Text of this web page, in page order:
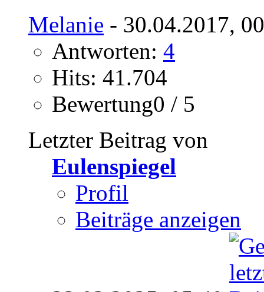
Melanie - 30.04.2017,
Antworten: 4
Hits: 41.704
Bewertung0 / 5
Letzter Beitrag von
Eulenspiegel
Profil
Beiträge anzeigen